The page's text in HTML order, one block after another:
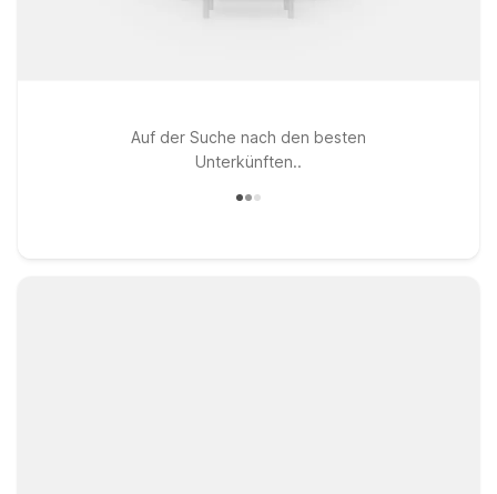
Auf der Suche nach den besten
Unterkünften..